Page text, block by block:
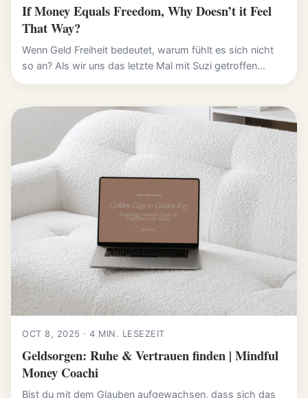
If Money Equals Freedom, Why Doesn’t it Feel
That Way?
Wenn Geld Freiheit bedeutet, warum fühlt es sich nicht
so an? Als wir uns das letzte Mal mit Suzi getroffen...
OCT 8, 2025 · 4 MIN. LESEZEIT
Geldsorgen: Ruhe & Vertrauen finden | Mindful
Money Coachi
Bist du mit dem Glauben aufgewachsen, dass sich das